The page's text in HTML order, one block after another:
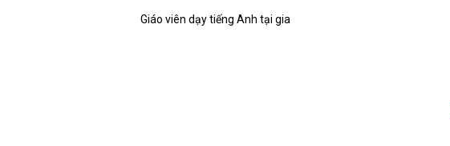
Giáo viên dạy tiếng Anh tại gia